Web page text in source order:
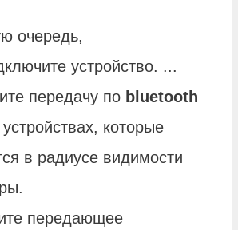
очередь,
устройство. ...
передачу по bluetooth
которые
в радиусе видимости
передающее